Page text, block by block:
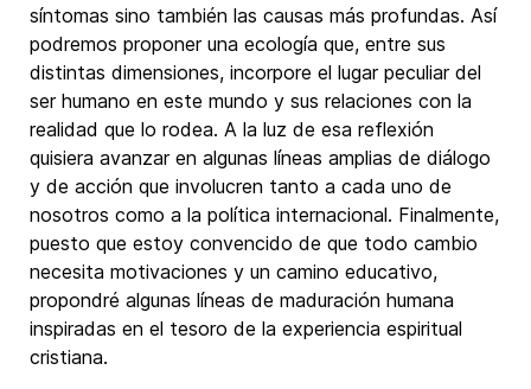
síntomas sino también las causas más profundas. Así
podremos proponer una ecología que, entre sus
distintas dimensiones, incorpore el lugar peculiar del
ser humano en este mundo y sus relaciones con la
realidad que lo rodea. A la luz de esa reflexión
quisiera avanzar en algunas líneas amplias de diálogo
y de acción que involucren tanto a cada uno de
nosotros como a la política internacional. Finalmente,
puesto que estoy convencido de que todo cambio
necesita motivaciones y un camino educativo,
propondré algunas líneas de maduración humana
inspiradas en el tesoro de la experiencia espiritual
cristiana.